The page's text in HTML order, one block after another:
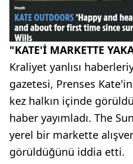
"KATE'İ MARKETTE
Kraliyet yanlısı
gazetesi, Prenses
kez halkın içinde
haber yayımladı. The
yerel bir markette
görüldüğünü iddia etti.